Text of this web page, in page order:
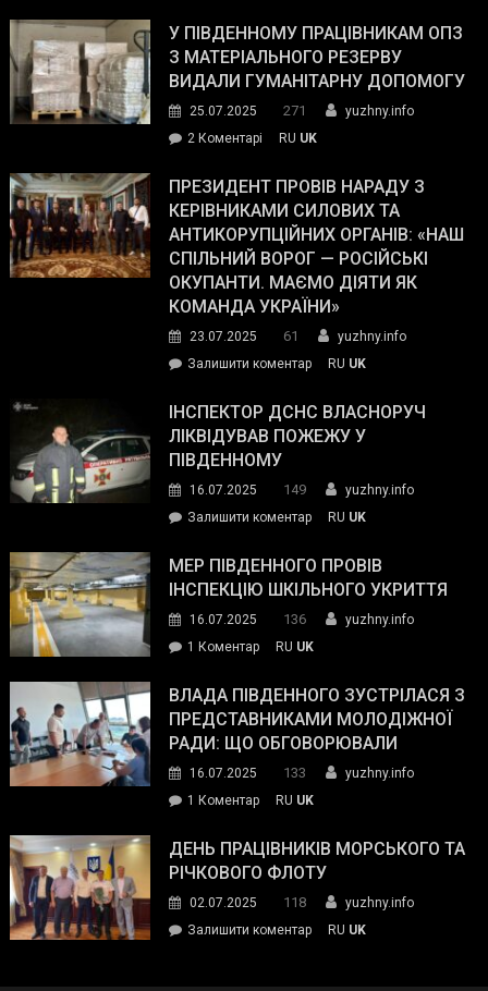
завойовує
симпатії
виборців
The
Street
Journal.
У ПІВДЕННОМУ ПРАЦІВНИКАМ ОПЗ
З МАТЕРІАЛЬНОГО РЕЗЕРВУ
ВИДАЛИ ГУМАНІТАРНУ ДОПОМОГУ
25.07.2025 271
yuzhny.info
2 Коментарі
Південному
працівникам
ОПЗ
з
матеріального
резерву
гуманітарну
допомогу
RU UK
ПРЕЗИДЕНТ ПРОВІВ НАРАДУ З
КЕРІВНИКАМИ СИЛОВИХ ТА
АНТИКОРУПЦІЙНИХ ОРГАНІВ: «НАШ
СПІЛЬНИЙ ВОРОГ — РОСІЙСЬКІ
ОКУПАНТИ. МАЄМО ДІЯТИ ЯК
КОМАНДА УКРАЇНИ»
23.07.2025 61
yuzhny.info
Залишити коментарon
провів
нараду
силових
та
органів:
«Наш
спільний
окупанти.
Маємо
діяти
команда
RU UK
ІНСПЕКТОР ДСНС ВЛАСНОРУЧ
ЛІКВІДУВАВ ПОЖЕЖУ У
ПІВДЕННОМУ
16.07.2025 149
yuzhny.info
Залишити коментарon
ДСНС
власноруч
пожежу
у
RU UK
МЕР ПІВДЕННОГО ПРОВІВ
ІНСПЕКЦІЮ ШКІЛЬНОГО УКРИТТЯ
16.07.2025 136
yuzhny.info
1 Коментардо
Південного
провів
інспекцію
укриття
RU UK
ВЛАДА ПІВДЕННОГО ЗУСТРІЛАСЯ З
ПРЕДСТАВНИКАМИ МОЛОДІЖНОЇ
РАДИ: ЩО ОБГОВОРЮВАЛИ
16.07.2025 133
yuzhny.info
1 Коментардо
Південного
зустрілася
представниками
молодіжної
RU UK
ДЕНЬ ПРАЦІВНИКІВ МОРСЬКОГО ТА
РІЧКОВОГО ФЛОТУ
02.07.2025 118
yuzhny.info
Залишити коментарon
RU UK